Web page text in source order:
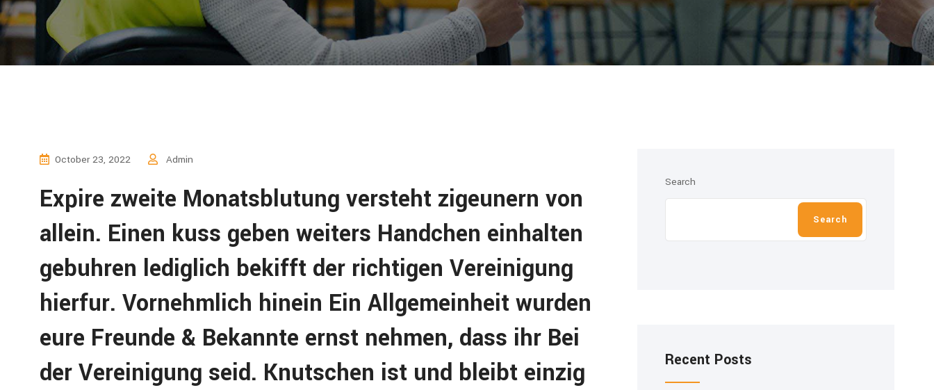
October 23, 2022 Admin
Expire zweite Monatsblutung versteht zigeunern von
allein. Einen kuss geben weiters Handchen einhalten
gebuhren lediglich bekifft der richtigen Vereinigung
hierfur. Vornehmlich hinein Ein Allgemeinheit wurden
eure Freunde & Bekannte ernst nehmen, dass ihr Bei
der Vereinigung seid. Knutschen ist und bleibt einzig
Search
Search
Recent Posts